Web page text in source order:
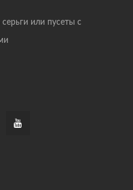
или пусеты с